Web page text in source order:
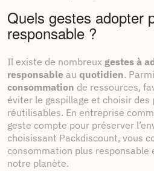
Quels gestes adopter
responsable ?
Il existe de nombreux gestes à
responsable au quotidien.
consommation de ressources,
éviter le gaspillage et choisir des
réutilisables. En entreprise
geste compte pour préserver
choisissant Packdiscount, vous
consommation plus responsable
notre planète.